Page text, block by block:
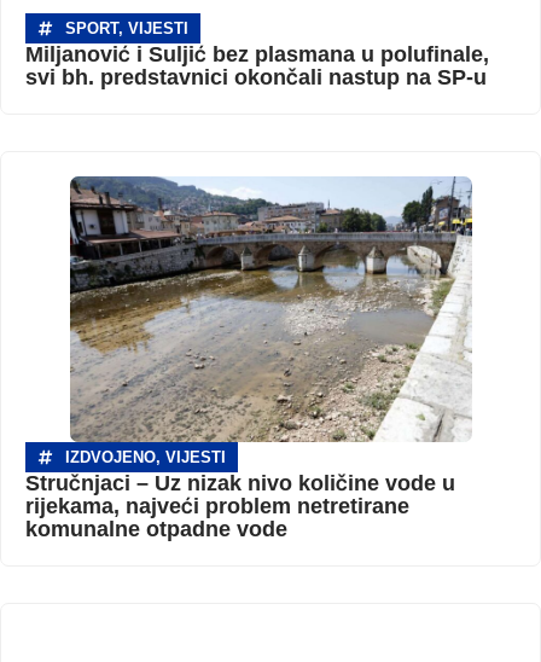
SPORT, VIJESTI
Miljanović i Suljić bez plasmana u polufinale,
svi bh. predstavnici okončali nastup na SP-u
IZDVOJENO, VIJESTI
Stručnjaci – Uz nizak nivo količine vode u
rijekama, najveći problem netretirane
komunalne otpadne vode